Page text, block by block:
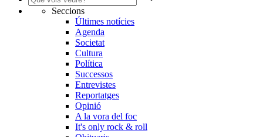
Seccions
Últimes notícies
Agenda
Societat
Cultura
Política
Successos
Entrevistes
Reportatges
Opinió
A la vora del foc
It's only rock & roll